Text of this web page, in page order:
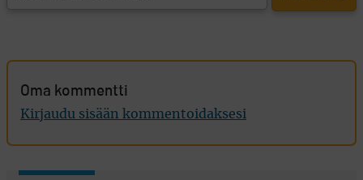
Oma kommentti
Kirjaudu sisään kommentoidaksesi